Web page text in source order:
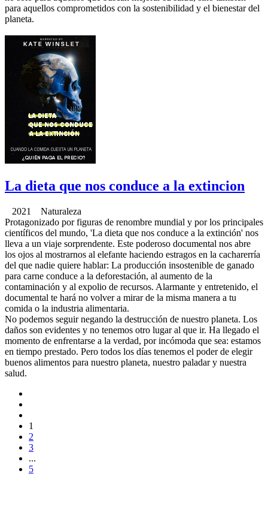
para aquellos comprometidos con la sostenibilidad y el bienestar del
planeta.
La dieta que nos conduce a la extincion
2021 Naturaleza
Protagonizado por figuras de renombre mundial y por los principales
científicos del mundo, 'La dieta que nos conduce a la extinción' nos
lleva a un viaje sorprendente. Este poderoso documental nos abre
los ojos al mostrarnos al elefante haciendo estragos en la cacharerría
del que nadie quiere hablar: La producción insostenible de ganado
para carne conduce a la deforestación, al aumento de la
contaminación y al expolio de recursos. Alarmante y entretenido, el
documental te hará no volver a mirar de la misma manera a tu
comida o la industria alimentaria.
No podemos seguir negando la destrucción de nuestro planeta. Los
daños son evidentes y no tenemos otro lugar al que ir. Ha llegado el
momento de enfrentarse a la verdad, por incómoda que sea: estamos
en tiempo prestado. Pero todos los días tenemos el poder de elegir
buenos alimentos para nuestro planeta, nuestro paladar y nuestra
salud.
1
2
3
...
5